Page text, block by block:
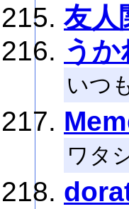
友人
う
いつ
ワタ